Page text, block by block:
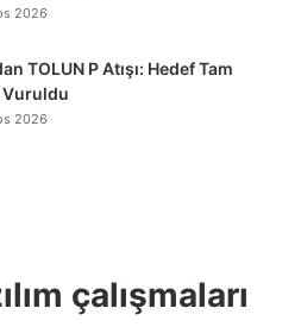
2026
TOLUN P Atışı: Hedef Tam
Vuruldu
2026